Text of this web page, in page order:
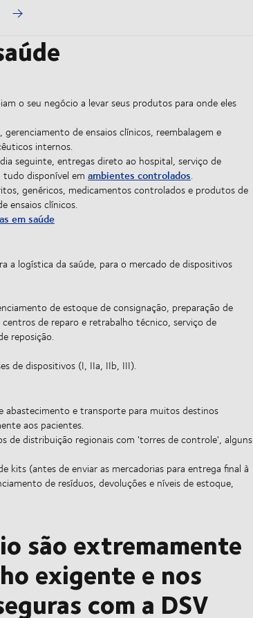
o seu negócio a levar seus produtos para onde eles
de ensaios clínicos, reembalagem e
internos.
seguinte, entregas direto ao hospital, serviço de
disponível em ambientes controlados.
genéricos, medicamentos controlados e produtos de
ensaios clínicos.
em saúde
a logística da saúde, para o mercado de dispositivos
de estoque de consignação, preparação de
de reparo e retrabalho técnico, serviço de
reposição.
de dispositivos (I, IIa, IIb, III).
abastecimento e transporte para muitos destinos
aos pacientes.
de distribuição regionais com 'torres de controle', alguns
kits (antes de enviar as mercadorias para entrega final à
de resíduos, devoluções e níveis de estoque,
são extremamente
exigente e nos
com a DSV